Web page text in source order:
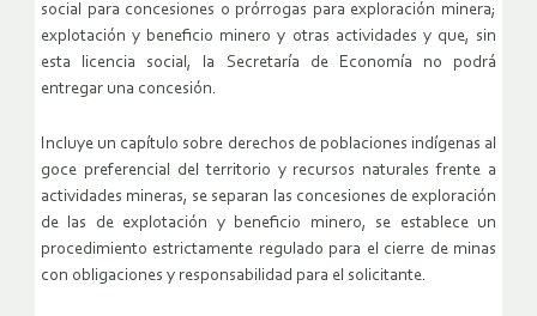
social para concesiones o prórrogas para exploración minera;
explotación y beneficio minero y otras actividades y que, sin
esta licencia social, la Secretaría de Economía no podrá
entregar una concesión.
Incluye un capítulo sobre derechos de poblaciones indígenas al
goce preferencial del territorio y recursos naturales frente a
actividades mineras, se separan las concesiones de exploración
de las de explotación y beneficio minero, se establece un
procedimiento estrictamente regulado para el cierre de minas
con obligaciones y responsabilidad para el solicitante.